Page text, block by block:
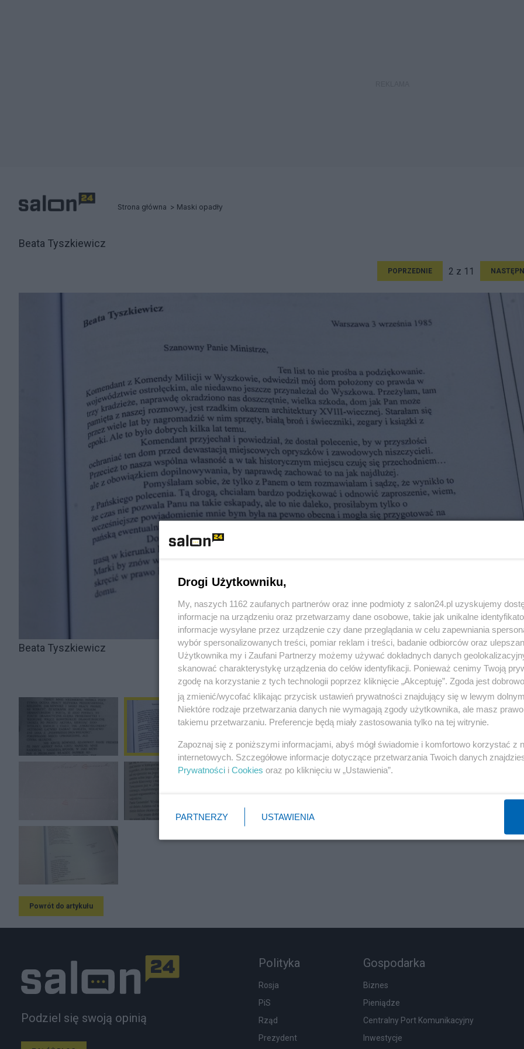
Strona główna Maski opadły
Beata Tyszkiewicz
POPRZEDNIE 2 z 11
Beata Tyszkiewicz
POPRZEDNIE 2 z 11
Powrót do artykułu
Podziel się swoją opinią
Polityka
Rosja
PiS
Rząd
Prezydent
Gospodarka
Biznes
Pieniądze
Centralny Port Komunikacyjny
Inwestycje
Drogi Użytkowniku,
My, naszych 1162 zaufanych partnerów oraz inne podmioty z salon24.pl uzyskujemy
informacje na urządzeniu oraz przetwarzamy dane osobowe, takie jak unikalne
informacje wysyłane przez urządzenie czy dane przeglądania w celu zapewniania
wybór spersonalizowanych treści, pomiar reklam i treści, badanie odbiorców oraz
Użytkownika my i Zaufani Partnerzy możemy używać dokładnych danych
skanować charakterystykę urządzenia do celów identyfikacji. Ponieważ cenimy Twoją
zgodę na korzystanie z tych technologii poprzez kliknięcie „Akceptuję”. Zgoda jest
ją zmienić/wycofać klikając przycisk ustawień prywatności znajdujący się w lewym
Niektóre rodzaje przetwarzania danych nie wymagają zgody użytkownika, ale masz
takiemu przetwarzaniu. Preferencje będą miały zastosowania tylko na tej witrynie.
Zapoznaj się z poniższymi informacjami, abyś mógł świadomie i komfortowo korzystać z
internetowych. Szczegółowe informacje dotyczące przetwarzania Twoich danych
Prywatności i Cookies oraz po kliknięciu w „Ustawienia”.
PARTNERZY USTAWIENIA